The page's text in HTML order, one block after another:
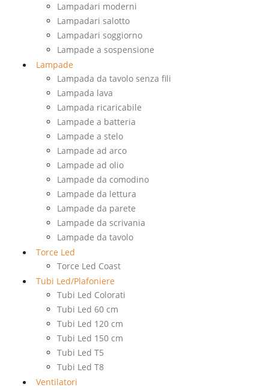
Lampadari moderni
Lampadari salotto
Lampadari soggiorno
Lampade a sospensione
Lampade
Lampada da tavolo senza fili
Lampada lava
Lampada ricaricabile
Lampade a batteria
Lampade a stelo
Lampade ad arco
Lampade ad olio
Lampade da comodino
Lampade da lettura
Lampade da parete
Lampade da scrivania
Lampade da tavolo
Torce Led
Torce Led Coast
Tubi Led/Plafoniere
Tubi Led Colorati
Tubi Led 60 cm
Tubi Led 120 cm
Tubi Led 150 cm
Tubi Led T5
Tubi Led T8
Ventilatori